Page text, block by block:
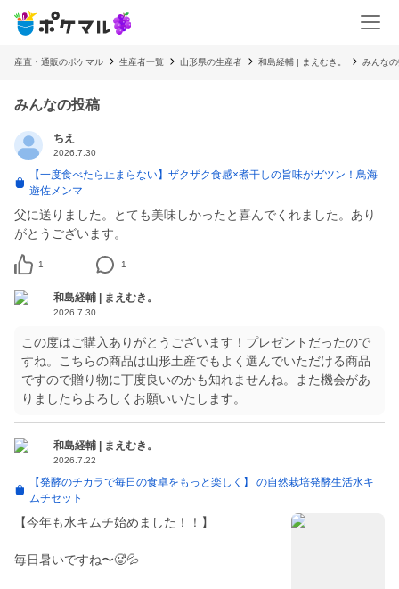
産直・通販のポケマル 生産者一覧 山形県の生産者 和島経輔 | まえむき。 みんな
みんなの投稿
ちえ
2026.7.30
【一度食べたら止まらない】ザクザク食感×煮干しの旨味がガツン！鳥海
遊佐メンマ
父に送りました。とても美味しかったと喜んでくれました。あり
がとうございます。
1 1
和島経輔 | まえむき。
2026.7.30
この度はご購入ありがとうございます！プレゼントだったので
すね。こちらの商品は山形土産でもよく選んでいただける商品
ですので贈り物に丁度良いのかも知れませんね。また機会があ
りましたらよろしくお願いいたします。
和島経輔 | まえむき。
2026.7.22
【発酵のチカラで毎日の食卓をもっと楽しく】 の自然栽培発酵生活水キ
ムチセット
【今年も水キムチ始めました！！】
毎日暑いですね〜🥵💦